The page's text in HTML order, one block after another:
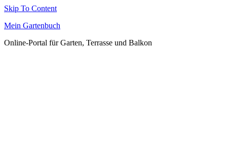
Skip To Content
Mein Gartenbuch
Online-Portal für Garten, Terrasse und Balkon